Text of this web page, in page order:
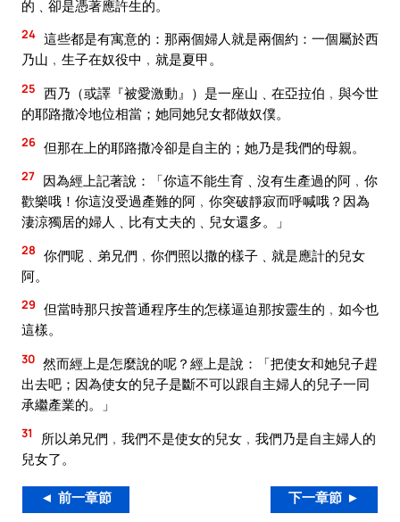
的﹑卻是憑著應許生的。
24 這些都是有寓意的：那兩個婦人就是兩個約：一個屬於西
乃山﹐生子在奴役中﹐就是夏甲。
25 西乃（或譯『被愛激動』）是一座山﹑在亞拉伯﹐與今世
的耶路撒冷地位相當；她同她兒女都做奴僕。
26 但那在上的耶路撒冷卻是自主的；她乃是我們的母親。
27 因為經上記著說：「你這不能生育﹑沒有生產過的阿﹐你
歡樂哦！你這沒受過產難的阿﹐你突破靜寂而呼喊哦？因為
淒涼獨居的婦人﹑比有丈夫的﹑兒女還多。」
28 你們呢﹑弟兄們﹐你們照以撒的樣子﹑就是應計的兒女
阿。
29 但當時那只按普通程序生的怎樣逼迫那按靈生的﹐如今也
這樣。
30 然而經上是怎麼說的呢？經上是說：「把使女和她兒子趕
出去吧；因為使女的兒子是斷不可以跟自主婦人的兒子一同
承繼產業的。」
31
所以弟兄們﹐我們不是使女的兒女﹐我們乃是自主婦人的
兒女了。
◄ 前一章節 下一章節 ►